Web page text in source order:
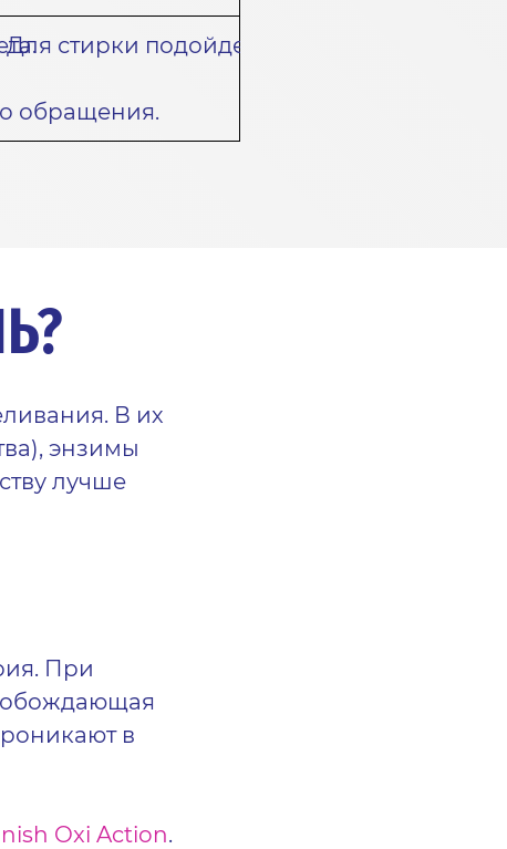
обращения.
Для стирки подойдет холодная вода.
В их
энзимы
лучше
При
в
Oxi Action.